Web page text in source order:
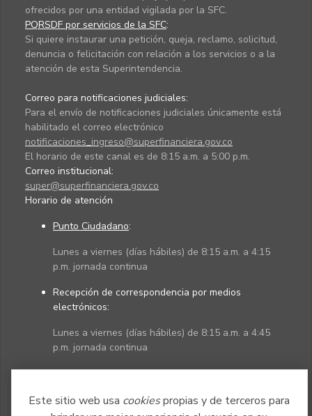
Este sitio web usa cookiespropias y de terceros para
ofrecidos por una entidad vigilada por la SFC.
PQRSDF por servicios de la SFC:
Si quiere instaurar una petición, queja, reclamo, solicitud,
denuncia o felicitación con relación a los servicios o a la
atención de esta Superintendencia.
Correo para notificaciones judiciales:
Para el envío de notificaciones judiciales únicamente está
habilitado el correo electrónico
notificaciones_ingreso@superfinanciera.gov.co
El horario de este canal es de 8:15 a.m. a 5:00 p.m.
Correo institucional:
super@superfinanciera.gov.co
Horario de atención
Punto Ciudadano:
Lunes a viernes (días hábiles) de 8:15 a.m. a 4:15
p.m. jornada continua
Recepción de correspondencia por medios
electrónicos:
Lunes a viernes (días hábiles) de 8:15 a.m. a 4:45
p.m. jornada continua